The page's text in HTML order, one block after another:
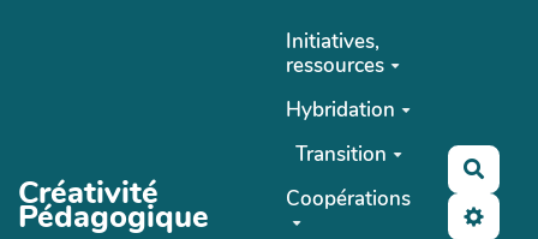
Créativité
Pédagogique
Initiatives,
ressources
Hybridation
Transition
Coopérations